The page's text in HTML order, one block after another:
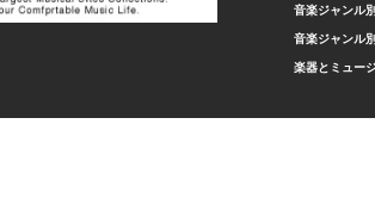
音楽ジャンル
音楽ジャンル
楽器とミュー